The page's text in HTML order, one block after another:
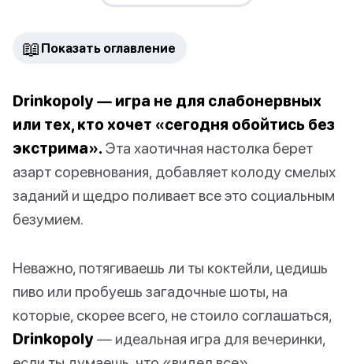
📖 Показать оглавление
Drinkopoly — игра не для слабонервных
или тех, кто хочет «сегодня обойтись без
экстрима». Эта хаотичная настолка берет
азарт соревнования, добавляет колоду смелых
заданий и щедро поливает все это социальным
безумием.
Неважно, потягиваешь ли ты коктейли, цедишь
пиво или пробуешь загадочные шоты, на
которые, скорее всего, не стоило соглашаться,
Drinkopoly — идеальная игра для вечеринки,